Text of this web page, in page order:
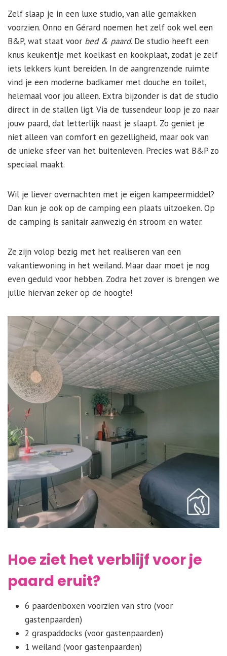
Zelf slaap je in een luxe studio, van alle gemakken
voorzien. Onno en Gérard noemen het zelf ook wel een
B&P, wat staat voor bed & paard. De studio heeft een
knus keukentje met koelkast en kookplaat, zodat je zelf
iets lekkers kunt bereiden. In de aangrenzende ruimte
vind je een moderne badkamer met douche en toilet,
helemaal voor jou alleen. Extra bijzonder is dat de studio
direct in de stallen ligt. Via de tussendeur loop je zo naar
jouw paard, dat letterlijk naast je slaapt. Zo geniet je
niet alleen van comfort en gezelligheid, maar ook van
de unieke sfeer van het buitenleven. Precies wat B&P zo
speciaal maakt.
Wil je liever overnachten met je eigen kampeermiddel?
Dan kun je ook op de camping een plaats uitzoeken. Op
de camping is sanitair aanwezig én stroom en water.
Ze zijn volop bezig met het realiseren van een
vakantiewoning in het weiland. Maar daar moet je nog
even geduld voor hebben. Zodra het zover is brengen we
jullie hiervan zeker op de hoogte!
Hoe ziet het verblijf voor je
paard eruit?
6 paardenboxen voorzien van stro (voor
gastenpaarden)
2 graspaddocks (voor gastenpaarden)
1 weiland (voor gastenpaarden)